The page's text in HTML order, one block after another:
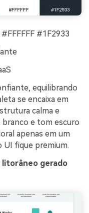
#1F2933
equilibrando
se encaixa em
calma e
branco e tom escuro
apenas em um
fique premium.
litorâneo gerado